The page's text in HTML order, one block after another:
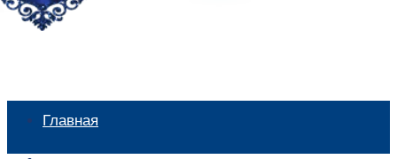
Главная